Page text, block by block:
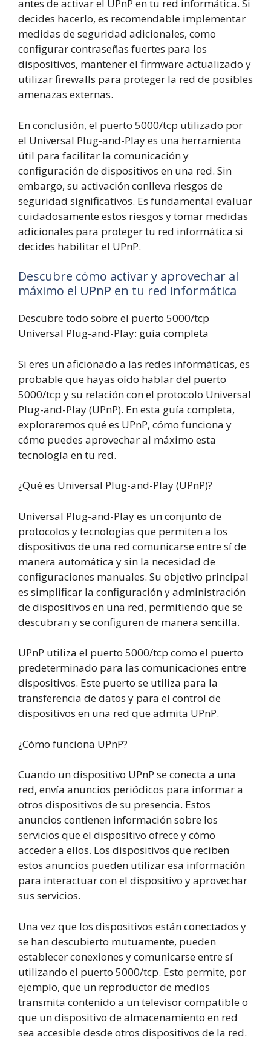
antes de activar el UPnP en tu red informática. Si
decides hacerlo, es recomendable implementar
medidas de seguridad adicionales, como
configurar contraseñas fuertes para los
dispositivos, mantener el firmware actualizado y
utilizar firewalls para proteger la red de posibles
amenazas externas.
En conclusión, el puerto 5000/tcp utilizado por
el Universal Plug-and-Play es una herramienta
útil para facilitar la comunicación y
configuración de dispositivos en una red. Sin
embargo, su activación conlleva riesgos de
seguridad significativos. Es fundamental evaluar
cuidadosamente estos riesgos y tomar medidas
adicionales para proteger tu red informática si
decides habilitar el UPnP.
Descubre cómo activar y aprovechar al
máximo el UPnP en tu red informática
Descubre todo sobre el puerto 5000/tcp
Universal Plug-and-Play: guía completa
Si eres un aficionado a las redes informáticas, es
probable que hayas oído hablar del puerto
5000/tcp y su relación con el protocolo Universal
Plug-and-Play (UPnP). En esta guía completa,
exploraremos qué es UPnP, cómo funciona y
cómo puedes aprovechar al máximo esta
tecnología en tu red.
¿Qué es Universal Plug-and-Play (UPnP)?
Universal Plug-and-Play es un conjunto de
protocolos y tecnologías que permiten a los
dispositivos de una red comunicarse entre sí de
manera automática y sin la necesidad de
configuraciones manuales. Su objetivo principal
es simplificar la configuración y administración
de dispositivos en una red, permitiendo que se
descubran y se configuren de manera sencilla.
UPnP utiliza el puerto 5000/tcp como el puerto
predeterminado para las comunicaciones entre
dispositivos. Este puerto se utiliza para la
transferencia de datos y para el control de
dispositivos en una red que admita UPnP.
¿Cómo funciona UPnP?
Cuando un dispositivo UPnP se conecta a una
red, envía anuncios periódicos para informar a
otros dispositivos de su presencia. Estos
anuncios contienen información sobre los
servicios que el dispositivo ofrece y cómo
acceder a ellos. Los dispositivos que reciben
estos anuncios pueden utilizar esa información
para interactuar con el dispositivo y aprovechar
sus servicios.
Una vez que los dispositivos están conectados y
se han descubierto mutuamente, pueden
establecer conexiones y comunicarse entre sí
utilizando el puerto 5000/tcp. Esto permite, por
ejemplo, que un reproductor de medios
transmita contenido a un televisor compatible o
que un dispositivo de almacenamiento en red
sea accesible desde otros dispositivos de la red.